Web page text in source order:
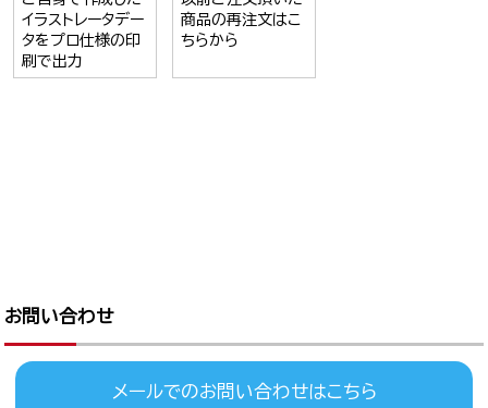
イラストレータデー
タをプロ仕様の印
刷で出力
商品の再注文はこ
ちらから
お問い合わせ
メールでのお問い合わせはこちら